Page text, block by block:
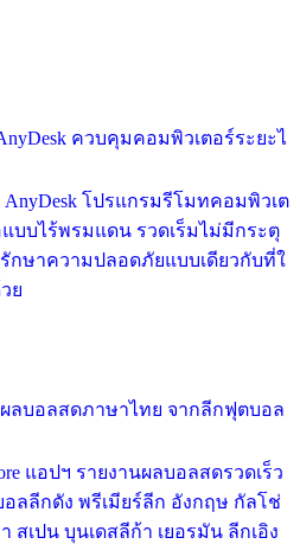
ควบคุมคอมพิวเตอร์ระยะไ
โปรแกรมรีโมทคอมพิวเต
บบไร้พรมแดน รวดเร็มไม่มีกระตุ
ษาความปลอดภัยแบบเดียวกับที่ใ
ย
ผลบอลสดภาษาไทย จากลีกฟุตบอล
แอปฯ รายงานผลบอลสดรวดเร็ว
ลลีกดัง พรีเมียร์ลีก อังกฤษ กัลโช่
สเปน บุนเดสลีก้า เยอรมัน ลีกเอิง